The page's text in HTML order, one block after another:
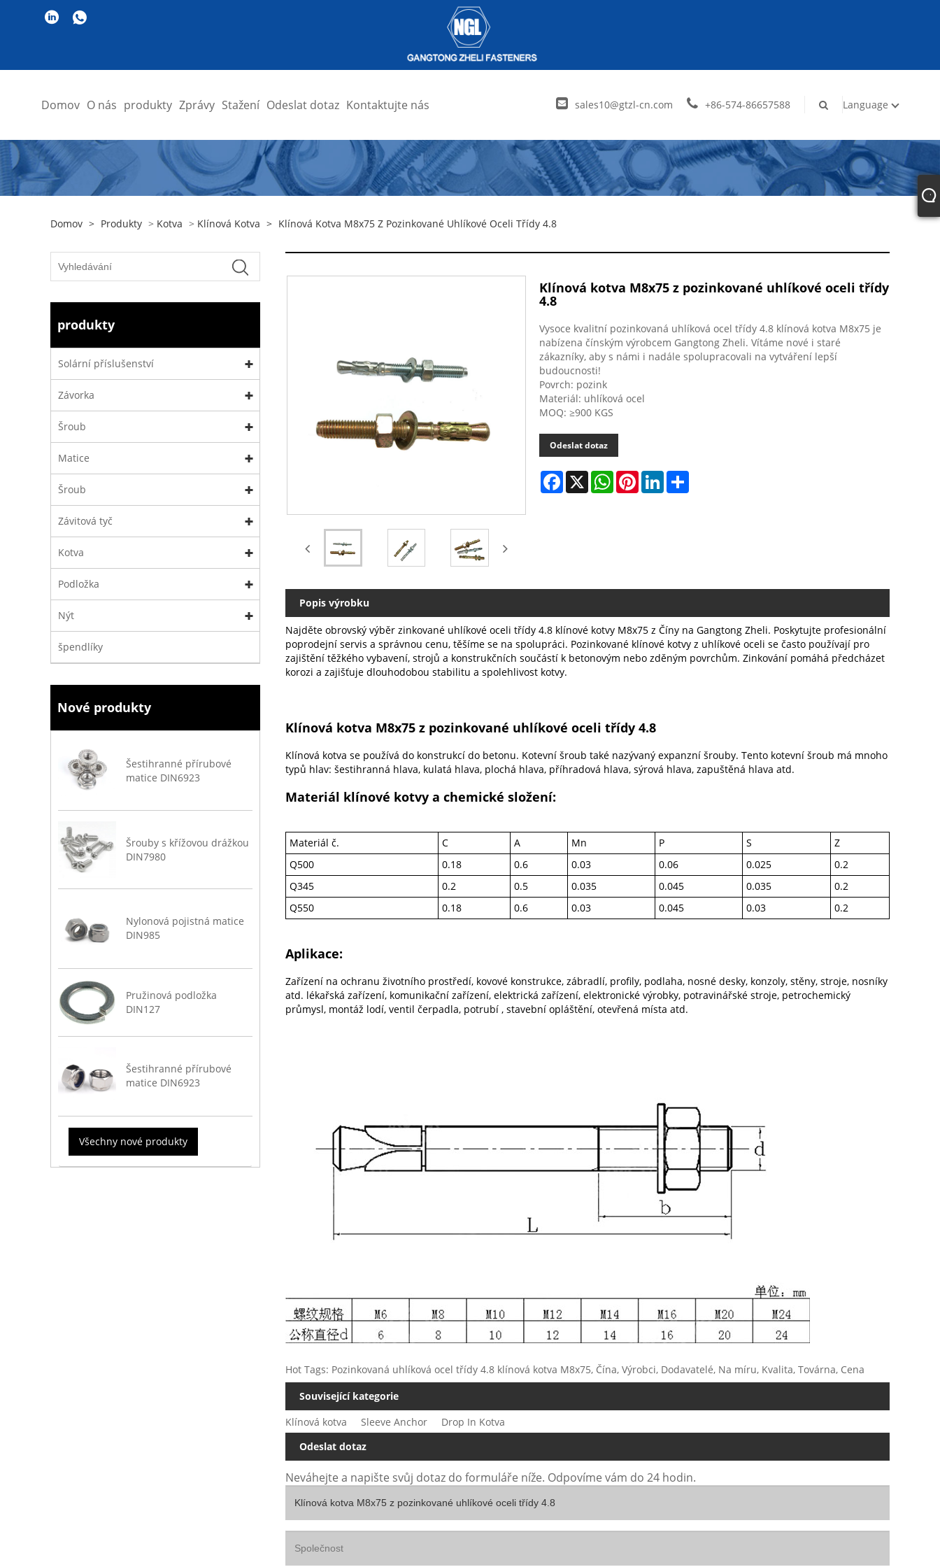
Domov O nás produkty Zprávy Stažení Odeslat dotaz Kontaktujte nás sales10@gtzl-cn.com +86-574-86657588 Language
Domov > Produkty > Kotva > Klínová Kotva > Klínová Kotva M8x75 Z Pozinkované Uhlíkové Oceli Třídy 4.8
produkty
Solární příslušenství
Závorka
Šroub
Matice
Šroub
Závitová tyč
Kotva
Podložka
Nýt
špendlíky
Nové produkty
Šestihranné přírubové
matice DIN6923
Šrouby s křížovou drážkou
DIN7980
Nylonová pojistná matice
DIN985
Pružinová podložka
DIN127
Šestihranné přírubové
matice DIN6923
Všechny nové produkty
Klínová kotva M8x75 z pozinkované uhlíkové oceli třídy
4.8
Vysoce kvalitní pozinkovaná uhlíková ocel třídy 4.8 klínová kotva M8x75 je
nabízena čínským výrobcem Gangtong Zheli. Vítáme nové i staré
zákazníky, aby s námi i nadále spolupracovali na vytváření lepší
budoucnosti!
Povrch: pozink
Materiál: uhlíková ocel
MOQ: ≥900 KGS
Odeslat dotaz
Facebook
X WhatsAppPinterestLinkedInShare
Popis výrobku
Najděte obrovský výběr zinkované uhlíkové oceli třídy 4.8 klínové kotvy M8x75 z Číny na Gangtong Zheli. Poskytujte profesionální
poprodejní servis a správnou cenu, těšíme se na spolupráci. Pozinkované klínové kotvy z uhlíkové oceli se často používají pro
zajištění těžkého vybavení, strojů a konstrukčních součástí k betonovým nebo zděným povrchům. Zinkování pomáhá předcházet
korozi a zajišťuje dlouhodobou stabilitu a spolehlivost kotvy.
Klínová kotva M8x75 z pozinkované uhlíkové oceli třídy 4.8
Klínová kotva se používá do konstrukcí do betonu. Kotevní šroub také nazývaný expanzní šrouby. Tento kotevní šroub má mnoho
typů hlav: šestihranná hlava, kulatá hlava, plochá hlava, příhradová hlava, sýrová hlava, zapuštěná hlava atd.
Materiál klínové kotvy a chemické složení:
Materiál č. C A Mn P S
Z
Q500
0.18 0.6 0.03 0.06 0.025
0.2
Q345
0.2 0.5 0.035 0.045 0.035
0.2
Q550
0.18 0.6 0.03 0.045 0.03 0.2
Aplikace:
Zařízení na ochranu životního prostředí, kovové konstrukce, zábradlí, profily, podlaha, nosné desky, konzoly, stěny, stroje, nosníky
atd. lékařská zařízení, komunikační zařízení, elektrická zařízení, elektronické výrobky, potravinářské stroje, petrochemický
průmysl, montáž lodí, ventil čerpadla, potrubí , stavební opláštění, otevřená místa atd.
Hot Tags: Pozinkovaná uhlíková ocel třídy 4.8 klínová kotva M8x75, Čína, Výrobci, Dodavatelé, Na míru, Kvalita, Továrna, Cena
Související kategorie
Klínová kotva
Sleeve Anchor
Drop In Kotva
Odeslat dotaz
Neváhejte a napište svůj dotaz do formuláře níže. Odpovíme vám do 24 hodin.